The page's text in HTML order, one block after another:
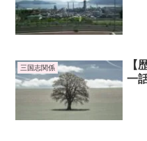
三国志関係
【
一